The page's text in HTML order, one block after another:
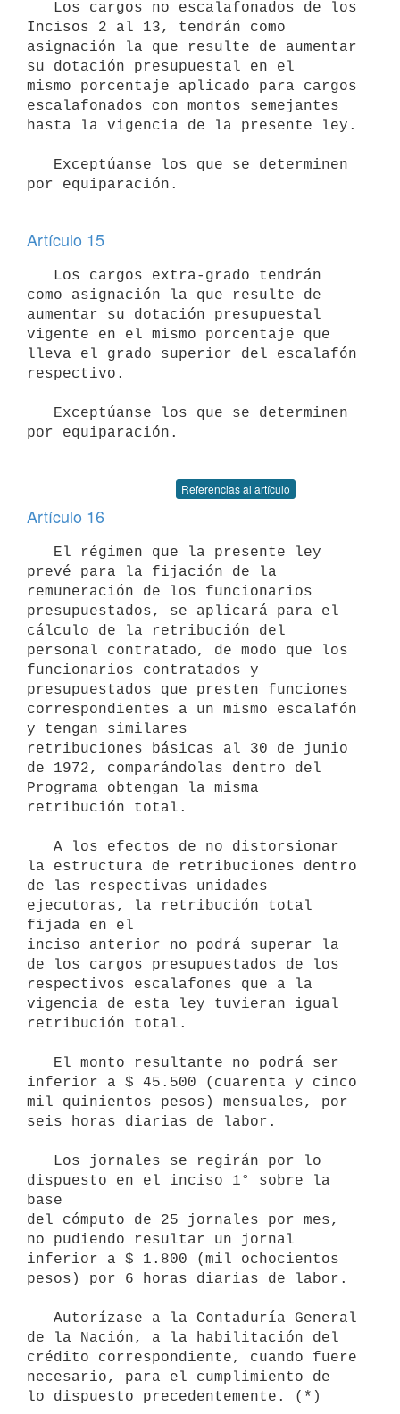
Incisos 2 al 13, tendrán como
asignación la que resulte de aumentar
su dotación presupuestal en el
mismo porcentaje aplicado para cargos
escalafonados con montos semejantes
hasta la vigencia de la presente ley.
por equiparación.
Artículo 15
como asignación la que resulte de
aumentar su dotación presupuestal
vigente en el mismo porcentaje que
lleva el grado superior del escalafón
respectivo.
por equiparación.
Referencias al artículo
Artículo 16
prevé para la fijación de la
remuneración de los funcionarios
presupuestados, se aplicará para el
cálculo de la retribución del
personal contratado, de modo que los
funcionarios contratados y
presupuestados que presten funciones
correspondientes a un mismo escalafón
y tengan similares
retribuciones básicas al 30 de junio
de 1972, comparándolas dentro del
Programa obtengan la misma
retribución total.
la estructura de retribuciones dentro
de las respectivas unidades
ejecutoras, la retribución total
fijada en el
inciso anterior no podrá superar la
de los cargos presupuestados de los
respectivos escalafones que a la
vigencia de esta ley tuvieran igual
retribución total.
inferior a $ 45.500 (cuarenta y cinco
mil quinientos pesos) mensuales, por
seis horas diarias de labor.
dispuesto en el inciso 1° sobre la
base
del cómputo de 25 jornales por mes,
no pudiendo resultar un jornal
inferior a $ 1.800 (mil ochocientos
pesos) por 6 horas diarias de labor.
de la Nación, a la habilitación del
crédito correspondiente, cuando fuere
necesario, para el cumplimiento de